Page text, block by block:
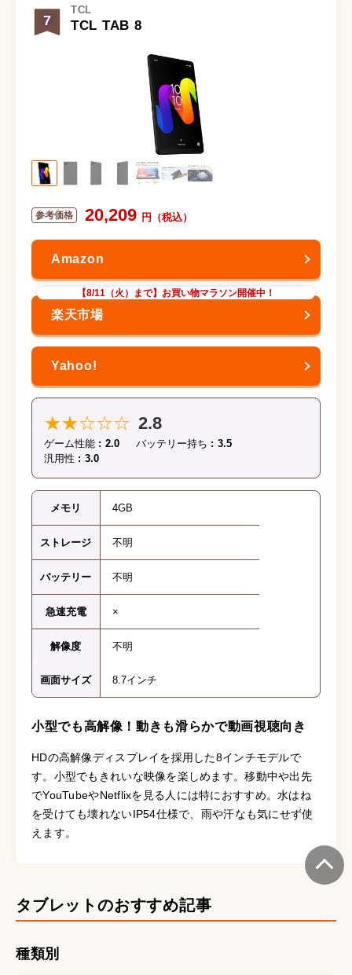
7
TCL
TCL TAB 8
20,209
【8/11（火）まで】お買い物マラソン開催中！
★★☆☆☆ 2.8
ゲーム性能 2.0 バッテリー持ち
3.5
汎用性
3.0
メモリ 4GB
ストレージ 不明
バッテリー 不明
急速充電 ×
解像度 不明
画面サイズ 8.7インチ
小型でも高解像！動きも滑らかで動画視聴向き
HDの高解像ディスプレイを採用した8インチモデルで
す。小型でもきれいな映像を楽しめます。移動中や出先
でYouTubeやNetflixを見る人には特におすすめ。水はね
を受けても壊れないIP54仕様で、雨や汗なも気にせず使
えます。
タブレットのおすすめ記事
種類別